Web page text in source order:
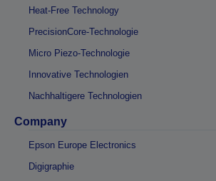
Heat-Free Technology
PrecisionCore-Technologie
Micro Piezo-Technologie
Innovative Technologien
Nachhaltigere Technologien
Company
Epson Europe Electronics
Digigraphie